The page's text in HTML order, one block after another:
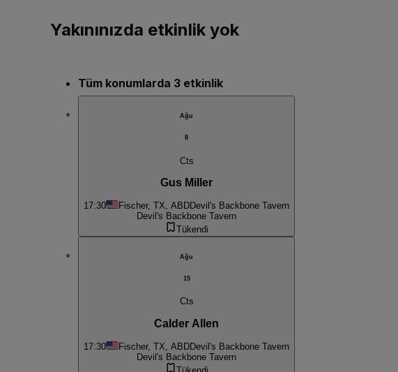
Yakınınızda etkinlik yok
Tüm konumlarda 3 etkinlik
Ağu
8
Cts
Gus Miller
17:30 Fischer, TX, ABDDevil's Backbone Tavern
Devil's Backbone Tavern
Tükendi
Ağu
15
Cts
Calder Allen
17:30 Fischer, TX, ABDDevil's Backbone Tavern
Devil's Backbone Tavern
Tükendi